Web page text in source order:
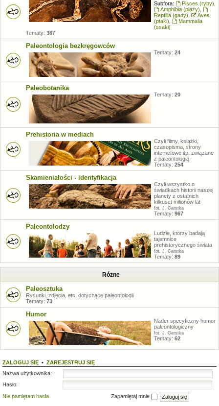
Subfora: Pisces (ryby)
Amphibia (płazy)
Reptilia (gady)
Aves
(ptaki)
Mammalia
(ssaki)
Tematy: 367
Paleontologia bezkręgowców
Tematy: 24
Paleobotanika
Tematy: 20
Prehistoria w mediach
Czyli filmy, książki,
czasopisma, strony
internetowe itp. związane
z paleontologią
Tematy: 254
Skamieniałości - identyfikacja
Czyli wszystko o
świadkach historii naszej
planety z ostatnich
kilkuset milionów lat
fot. J. Garstka
Tematy: 967
Paleontolodzy
Ludzie, którzy badają
tajemnice
prehistorycznego świata
fot. J. Garstka
Tematy: 89
Różne
Paleosztuka
Rysunki, zdjęcia, etc. dotyczące paleontologii
Tematy: 73
Humor
Nader specyficzny humor
paleontologiczny
fot. J. Garstka
Tematy: 62
ZALOGUJ SIĘ • ZAREJESTRUJ SIĘ
Nazwa użytkownika:
Hasło:
Nie pamiętam hasła
Zapamiętaj mnie